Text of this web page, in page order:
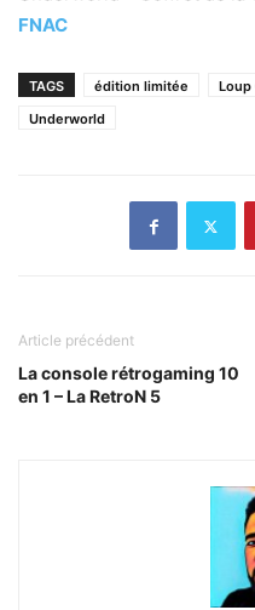
FNAC
TAGS édition limitée Loup
Underworld
Article précédent
La console rétrogaming 10
en 1 – La RetroN 5